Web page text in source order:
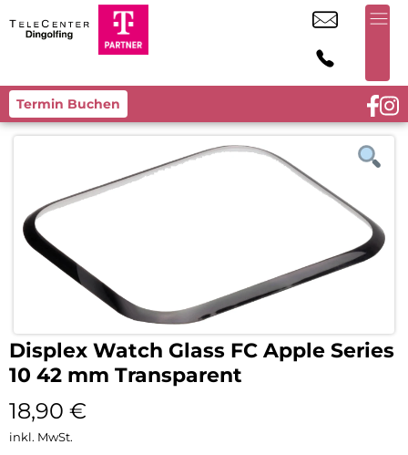
Termin Buchen
Displex Watch Glass FC Apple Series
10 42 mm Transparent
18,90 €
inkl. MwSt.